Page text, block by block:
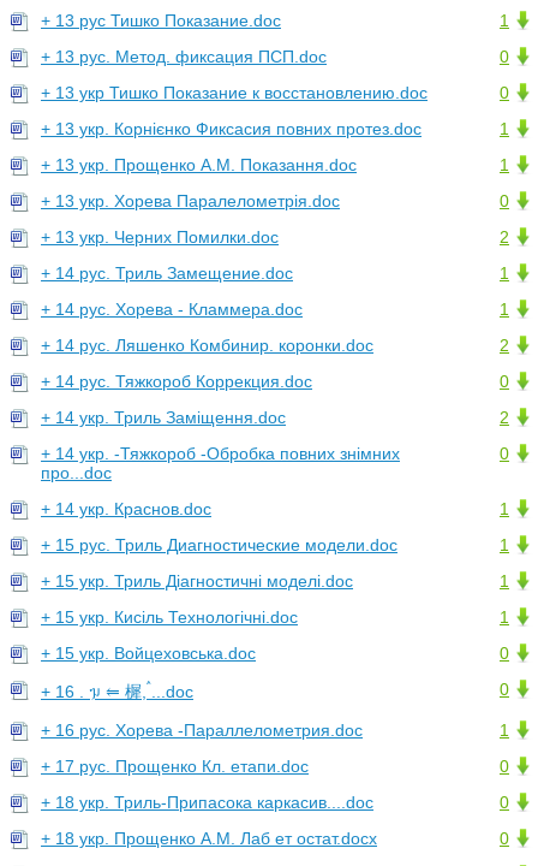
1
+ 13 рус Тишко Показание.doc
0
+ 13 рус. Метод. фиксация ПСП.doc
0
+ 13 укр Тишко Показание к восстановлению.doc
1
+ 13 укр. Корнієнко Фиксасия повних протез.doc
1
+ 13 укр. Прощенко А.М. Показання.doc
0
+ 13 укр. Хорева Паралелометрія.doc
2
+ 13 укр. Черних Помилки.doc
1
+ 14 рус. Триль Замещение.doc
1
+ 14 рус. Хорева - Кламмера.doc
2
+ 14 рус. Ляшенко Комбинир. коронки.doc
0
+ 14 рус. Тяжкороб Коррекция.doc
2
+ 14 укр. Триль Заміщення.doc
0
+ 14 укр. -Тяжкороб -Обробка повних знімних
про...doc
1
+ 14 укр. Краснов.doc
1
+ 15 рус. Триль Диагностические модели.doc
1
+ 15 укр. Триль Діагностичні моделі.doc
1
+ 15 укр. Кисіль Технологічні.doc
0
+ 15 укр. Войцеховська.doc
0
+ 16 . ᥭ ⥢ 樨, ࠧ...doc
1
+ 16 рус. Хорева -Параллелометрия.doc
0
+ 17 рус. Прощенко Кл. етапи.doc
0
+ 18 укр. Триль-Припасока каркасив....doc
0
+ 18 укр. Прощенко А.М. Лаб ет остат.docx